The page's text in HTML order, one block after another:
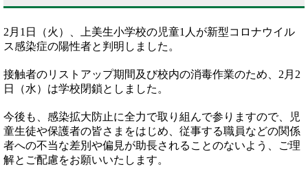
2月1日（火）、上美生小学校の児童1人が新型コロナウイル
ス感染症の陽性者と判明しました。
接触者のリストアップ期間及び校内の消毒作業のため、2月2
日（水）は学校閉鎖としました。
今後も、感染拡大防止に全力で取り組んで参りますので、児
童生徒や保護者の皆さまをはじめ、従事する職員などの関係
者への不当な差別や偏見が助長されることのないよう、ご理
解とご配慮をお願いいたします。